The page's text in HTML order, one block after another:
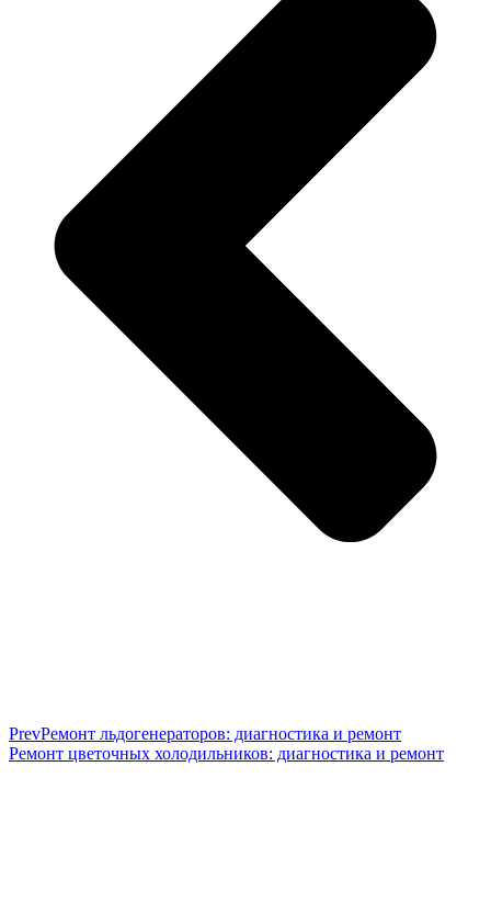
PrevРемонт льдогенераторов: диагностика и ремонт
Ремонт цветочных холодильников: диагностика и ремонт